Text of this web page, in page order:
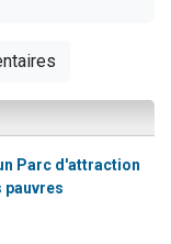
Parc d'attraction
pauvres